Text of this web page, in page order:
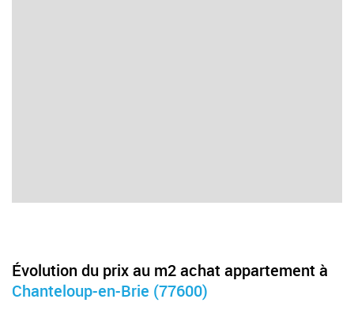
Évolution du prix au m2 achat appartement à
Chanteloup-en-Brie (77600)